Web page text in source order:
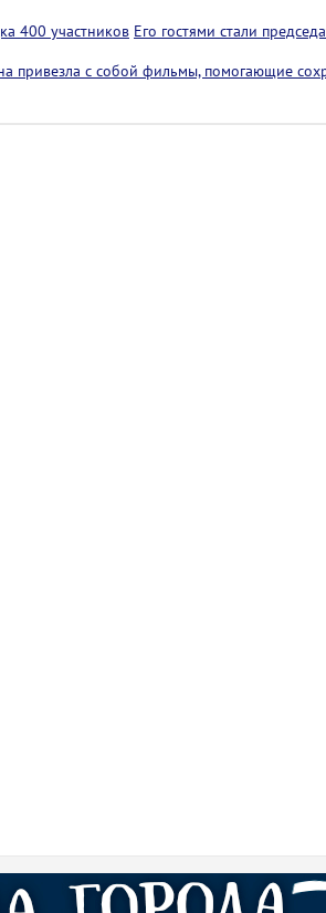
400 участников Его гостями стали
привезла с собой фильмы, помогающие